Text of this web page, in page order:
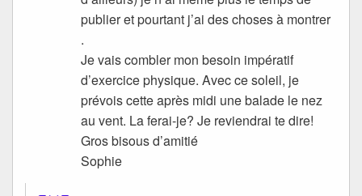
publier et pourtant j’ai des choses à montrer
.
Je vais combler mon besoin impératif
d’exercice physique. Avec ce soleil, je
prévois cette après midi une balade le nez
au vent. La ferai-je? Je reviendrai te dire!
Gros bisous d’amitié
Sophie